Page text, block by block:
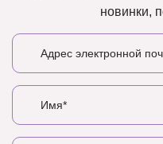
новинки,